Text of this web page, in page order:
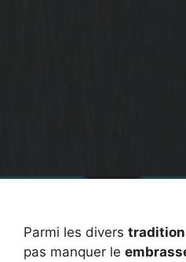
Parmi les divers
pas manquer le